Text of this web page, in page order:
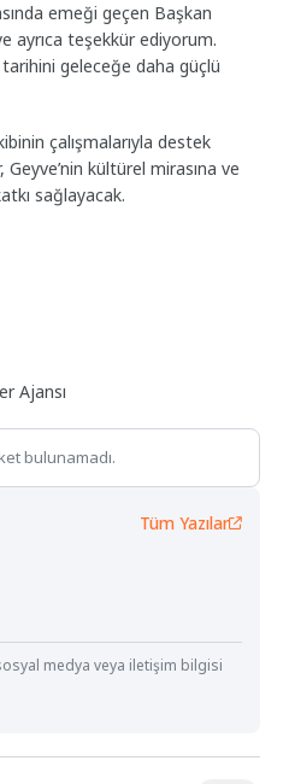
emeği geçen Başkan
ayrıca teşekkür ediyorum.
geleceğe daha güçlü
çalışmalarıyla destek
kültürel mirasına ve
sağlayacak.
Ajansı
bulunamadı.
Tüm Yazılar
medya veya iletişim bilgisi